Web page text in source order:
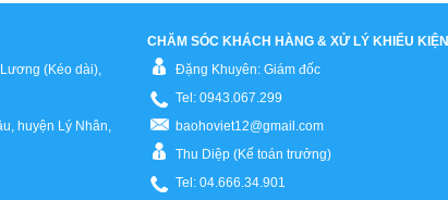
(Kéo dài),
huyện Lý Nhân,
CHĂM SÓC KHÁCH HÀNG & XỬ LÝ KHIẾU KIỆN
Đặng Khuyên: Giám đốc
Tel: 0943.067.299
baohoviet12@gmail.com
Thu Diệp (Kế toán trưởng)
Tel: 04.666.34.901